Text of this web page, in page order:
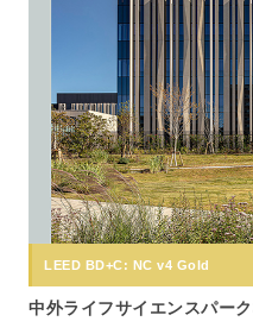
LEED BD+C: NC v4 Gold
中外ライフサイエンスパー